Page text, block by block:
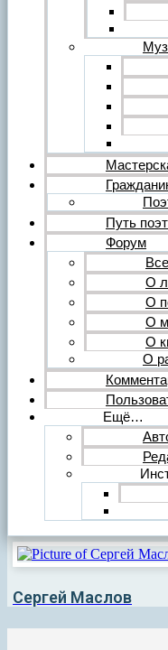
Путь
Форум
О
О
О
О
О
Ещё…
Сергей Маслов